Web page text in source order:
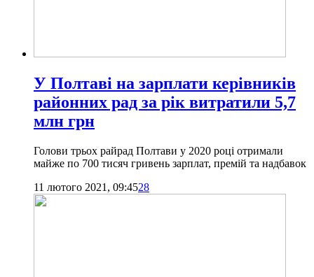
У Полтаві на зарплати керівників
районних рад за рік витратили 5,7
млн грн
Голови трьох райрад Полтави у 2020 році отримали
майже по 700 тисяч гривень зарплат, премій та надбавок
11 лютого 2021, 09:4528